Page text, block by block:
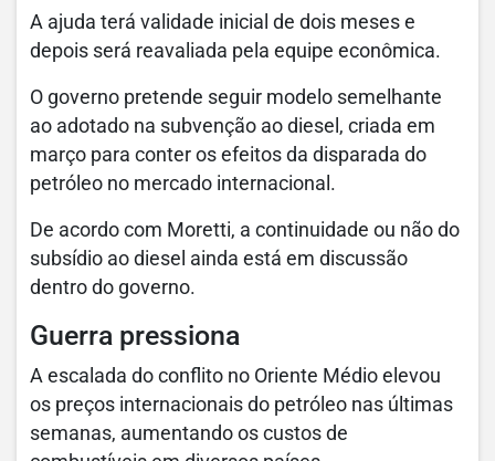
A ajuda terá validade inicial de dois meses e
depois será reavaliada pela equipe econômica.
O governo pretende seguir modelo semelhante
ao adotado na subvenção ao diesel, criada em
março para conter os efeitos da disparada do
petróleo no mercado internacional.
De acordo com Moretti, a continuidade ou não do
subsídio ao diesel ainda está em discussão
dentro do governo.
Guerra pressiona
A escalada do conflito no Oriente Médio elevou
os preços internacionais do petróleo nas últimas
semanas, aumentando os custos de